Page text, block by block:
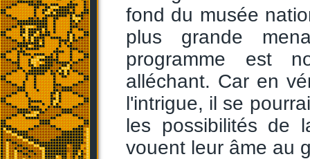
fond du musée
plus grande
programme est
alléchant. Car en
l'intrigue, il se
les possibilités de
vouent leur âme au